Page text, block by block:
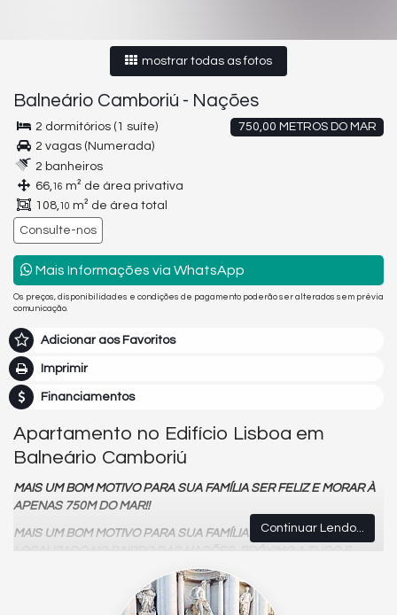
mostrar todas as fotos
Balneário Camboriú - Nações
750,00 METROS DO MAR
2 dormitórios (1 suíte)
2 vagas (Numerada)
2 banheiros
66,16 m² de área privativa
108,10 m² de área total
Consulte-nos
Mais Informações via WhatsApp
Os preços, disponibilidades e condições de pagamento poderão ser alterados sem prévia
comunicação.
Adicionar aos Favoritos
Imprimir
Financiamentos
Apartamento no Edifício Lisboa em
Balneário Camboriú
MAIS UM BOM MOTIVO PARA SUA FAMÍLIA SER FELIZ E MORAR À
APENAS 750M DO MAR!!
MAIS UM BOM MOTIVO PARA SUA FAMÍLIA SER FELIZ!!
LOCALIZADO NO BAIRRO DAS NAÇÕES, PRÓXIMO A TUDO E
À APENAS 750M DA PRAIA CENTRA
Continuar Lendo...